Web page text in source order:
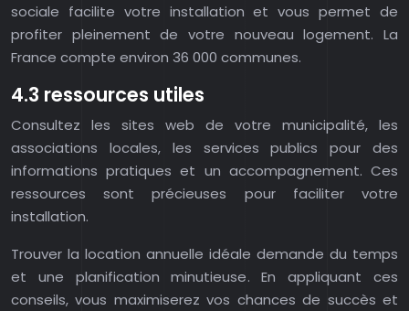
sociale facilite votre installation et vous permet de
profiter pleinement de votre nouveau logement. La
France compte environ 36 000 communes.
4.3 ressources utiles
Consultez les sites web de votre municipalité, les
associations locales, les services publics pour des
informations pratiques et un accompagnement. Ces
ressources sont précieuses pour faciliter votre
installation.
Trouver la location annuelle idéale demande du temps
et une planification minutieuse. En appliquant ces
conseils, vous maximiserez vos chances de succès et